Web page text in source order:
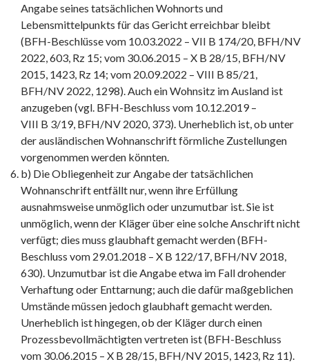
Angabe seines tatsächlichen Wohnorts und
Lebensmittelpunkts für das Gericht erreichbar bleibt
(BFH-Beschlüsse vom 10.03.2022 – VII B 174/20, BFH/NV
2022, 603, Rz 15; vom 30.06.2015 – X B 28/15, BFH/NV
2015, 1423, Rz 14; vom 20.09.2022 – VIII B 85/21,
BFH/NV 2022, 1298). Auch ein Wohnsitz im Ausland ist
anzugeben (vgl. BFH-Beschluss vom 10.12.2019 –
VIII B 3/19, BFH/NV 2020, 373). Unerheblich ist, ob unter
der ausländischen Wohnanschrift förmliche Zustellungen
vorgenommen werden könnten.
b) Die Obliegenheit zur Angabe der tatsächlichen
Wohnanschrift entfällt nur, wenn ihre Erfüllung
ausnahmsweise unmöglich oder unzumutbar ist. Sie ist
unmöglich, wenn der Kläger über eine solche Anschrift nicht
verfügt; dies muss glaubhaft gemacht werden (BFH-
Beschluss vom 29.01.2018 – X B 122/17, BFH/NV 2018,
630). Unzumutbar ist die Angabe etwa im Fall drohender
Verhaftung oder Enttarnung; auch die dafür maßgeblichen
Umstände müssen jedoch glaubhaft gemacht werden.
Unerheblich ist hingegen, ob der Kläger durch einen
Prozessbevollmächtigten vertreten ist (BFH-Beschluss
vom 30.06.2015 – X B 28/15, BFH/NV 2015, 1423, Rz 11).